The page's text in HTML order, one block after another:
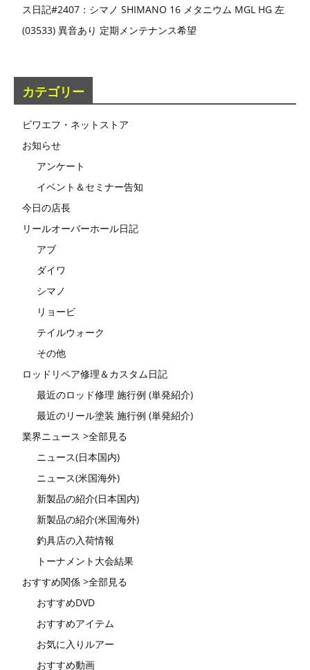
ス日記#2407：シマノ SHIMANO 16 メタニウム MGL HG 左
(03533) 異音あり 定期メンテナンス希望
カテゴリー
ビワエフ・ネットストア
お知らせ
アンケート
イベント＆セミナー告知
今日の店長
リールオーバーホール日記
アブ
ダイワ
シマノ
リョービ
テイルウォーク
その他
ロッドリペア修理＆カスタム日記
最近のロッド修理 施行例 (単発紹介)
最近のリール塗装 施行例 (単発紹介)
業界ニュース >全部見る
ニュース(日本国内)
ニュース(米国海外)
新製品の紹介(日本国内)
新製品の紹介(米国海外)
釣具店の入荷情報
トーナメント大会結果
おすすめ関係 >全部見る
おすすめDVD
おすすめアイテム
お気に入りルアー
おすすめ動画